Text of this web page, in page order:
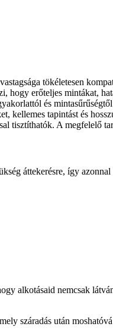
tökéletesen
hogy erőteljes mintákat,
és
kellemes tapintást és
tisztíthatók. A megfelelő
áttekerésre, így
alkotásaid nemcsak
száradás után